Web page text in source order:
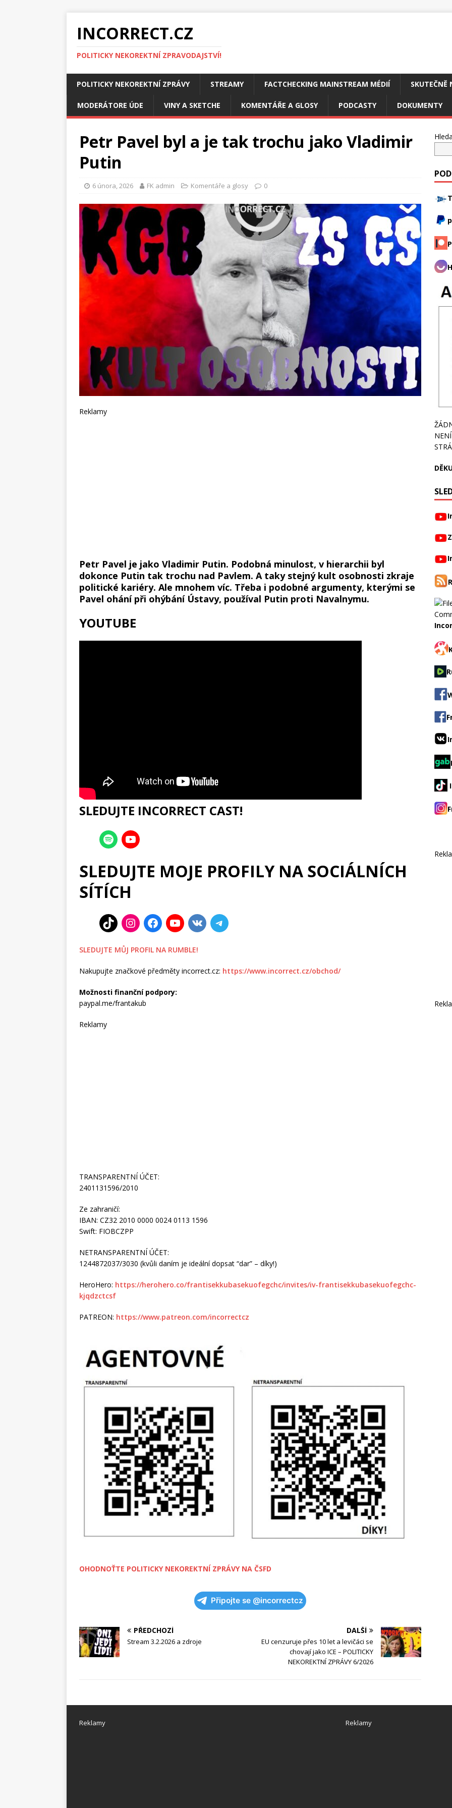
INCORRECT.CZ
POLITICKY NEKOREKTNÍ ZPRAVODAJSTVÍ!
POLITICKY NEKOREKTNÍ ZPRÁVY STREAMY FACTCHECKING MAINSTREAM MÉDIÍ SKUTEČNĚ
MODERÁTORE ÚDE VINY A SKETCHE KOMENTÁŘE A GLOSY PODCASTY DOKUMENTY
Petr Pavel byl a je tak trochu jako Vladimir
Putin
6 února, 2026 FK admin Komentáře a glosy 0
Reklamy
Petr Pavel je jako Vladimir Putin. Podobná minulost, v hierarchii byl
dokonce Putin tak trochu nad Pavlem. A taky stejný kult osobnosti zkraje
politické kariéry. Ale mnohem víc. Třeba i podobné argumenty, kterými se
Pavel ohání při ohýbání Ústavy, používal Putin proti Navalnymu.
YOUTUBE
SLEDUJTE INCORRECT CAST!
SLEDUJTE MOJE PROFILY NA SOCIÁLNÍCH
SÍTÍCH
SLEDUJTE MŮJ PROFIL NA RUMBLE!
Nakupujte značkové předměty incorrect.cz: https://www.incorrect.cz/obchod/
Možnosti finanční podpory:
paypal.me/frantakub
Reklamy
TRANSPARENTNÍ ÚČET:
2401131596/2010
Ze zahraničí:
IBAN: CZ32 2010 0000 0024 0113 1596
Swift: FIOBCZPP
NETRANSPARENTNÍ ÚČET:
1244872037/3030 (kvůli daním je ideální dopsat “dar” – díky!)
HeroHero: https://herohero.co/frantisekkubasekuofegchc/invites/iv-frantisekkubasekuofegchc-
kjqdzctcsf
PATREON: https://www.patreon.com/incorrectcz
OHODNOŤTE POLITICKY NEKOREKTNÍ ZPRÁVY NA ČSFD
Připojte se @incorrectcz
PŘEDCHOZÍ
Stream 3.2.2026 a zdroje
DALŠÍ
EU cenzuruje přes 10 let a levičáci se
chovají jako ICE – POLITICKY
NEKOREKTNÍ ZPRÁVY 6/2026
Reklamy Reklamy